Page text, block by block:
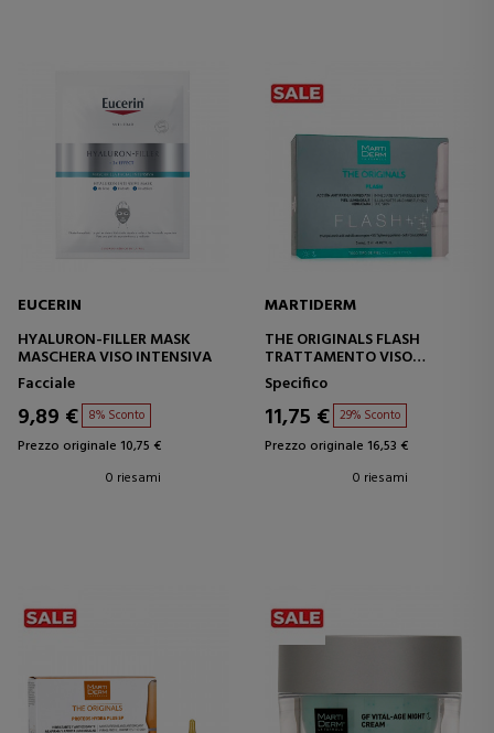
EUCERIN
HYALURON-FILLER MASK
MASCHERA VISO INTENSIVA
Facciale
9,89 € 8% Sconto
Prezzo originale 10,75 €
0 riesami
MARTIDERM
THE ORIGINALS FLASH
TRATTAMENTO VISO
ILLUMINANTE
Specifico
11,75 € 29% Sconto
Prezzo originale 16,53 €
0 riesami